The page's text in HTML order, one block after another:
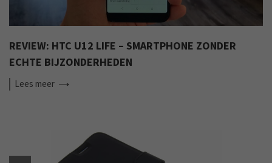
REVIEW: HTC U12 LIFE – SMARTPHONE ZONDER
ECHTE BIJZONDERHEDEN
Lees meer